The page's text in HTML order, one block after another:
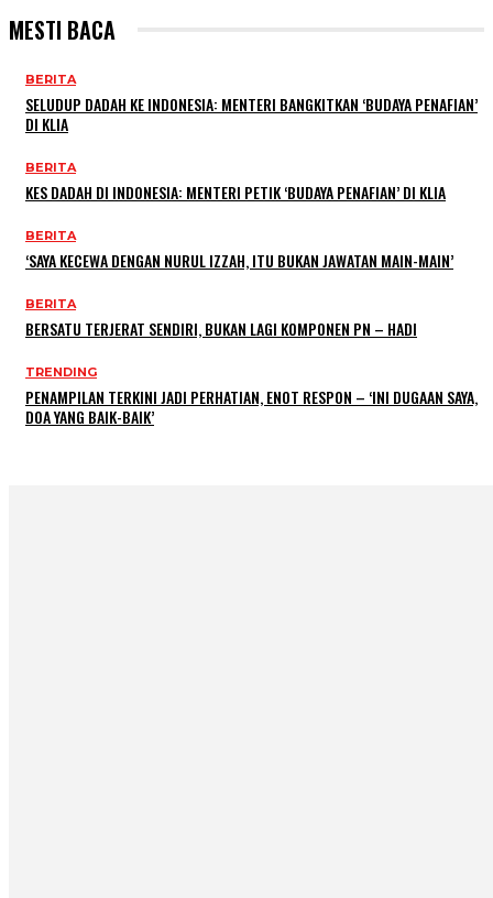
MESTI BACA
BERITA
SELUDUP DADAH KE INDONESIA: MENTERI BANGKITKAN ‘BUDAYA PENAFIAN’
DI KLIA
BERITA
KES DADAH DI INDONESIA: MENTERI PETIK ‘BUDAYA PENAFIAN’ DI KLIA
BERITA
‘SAYA KECEWA DENGAN NURUL IZZAH, ITU BUKAN JAWATAN MAIN-MAIN’
BERITA
BERSATU TERJERAT SENDIRI, BUKAN LAGI KOMPONEN PN – HADI
TRENDING
PENAMPILAN TERKINI JADI PERHATIAN, ENOT RESPON – ‘INI DUGAAN SAYA,
DOA YANG BAIK-BAIK’